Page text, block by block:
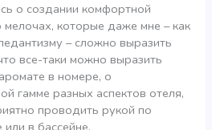
о создании комфортной
мелочах, которые даже мне – как
– сложно выразить
все-таки можно выразить
в номере, о
гамме разных аспектов отеля,
проводить рукой по